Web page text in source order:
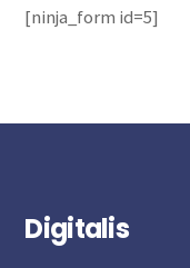
[ninja_form id=5]
Digitalis